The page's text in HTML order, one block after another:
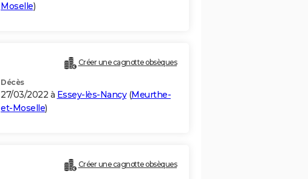
Moselle)
Créer une cagnotte obsèques
Décès
27/03/2022 à Essey-lès-Nancy(Meurthe-
et-Moselle)
Créer une cagnotte obsèques